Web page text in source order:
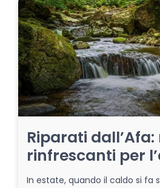
Riparati
rinfrescanti per
In estate, quando il caldo si fa